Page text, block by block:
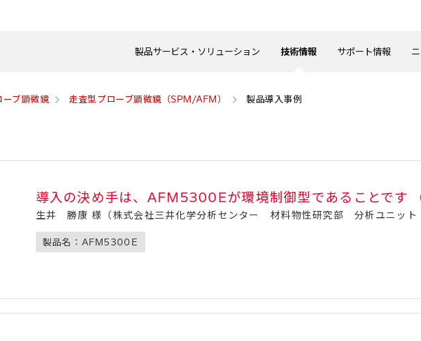
製品サービス・ソリューション 技術情報 サポート情報
ブ顕微鏡 走査型プローブ顕微鏡（SPM/AFM） 製品導入事例
導入の決め手は、AFM5300Eが環境制御型であることです
生井 勝康 様（株式会社三井化学分析センター 材料物性研究部 分析ユニッ
製品名：AFM5300E